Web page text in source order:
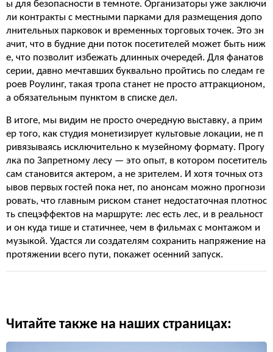
ы для безопасности в темноте. Организаторы уже заключи
ли контракты с местными парками для размещения допо
лнительных парковок и временных торговых точек. Это зн
ачит, что в будние дни поток посетителей может быть ниж
е, что позволит избежать длинных очередей. Для фанатов
серии, давно мечтавших буквально пройтись по следам ге
роев Роулинг, такая тропа станет не просто аттракционом,
а обязательным пунктом в списке дел.
В итоге, мы видим не просто очередную выставку, а прим
ер того, как студия монетизирует культовые локации, не п
ривязываясь исключительно к музейному формату. Прогу
лка по Запретному лесу — это опыт, в котором посетитель
сам становится актером, а не зрителем. И хотя точных отз
ывов первых гостей пока нет, по анонсам можно прогнози
ровать, что главным риском станет недостаточная плотнос
ть спецэффектов на маршруте: лес есть лес, и в реальност
и он куда тише и статичнее, чем в фильмах с монтажом и
музыкой. Удастся ли создателям сохранить напряжение на
протяжении всего пути, покажет осенний запуск.
Читайте также на наших страницах: